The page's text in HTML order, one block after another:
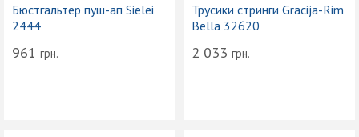
Бюстгальтер пуш-ап Sielei
2444
961 грн.
Трусики стринги Gracija-Rim
Bella 32620
2 033 грн.